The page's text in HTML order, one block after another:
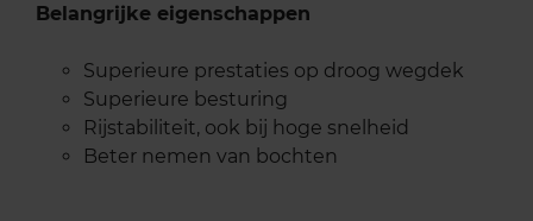
Belangrijke eigenschappen
Superieure prestaties op droog wegdek
Superieure besturing
Rijstabiliteit, ook bij hoge snelheid
Beter nemen van bochten